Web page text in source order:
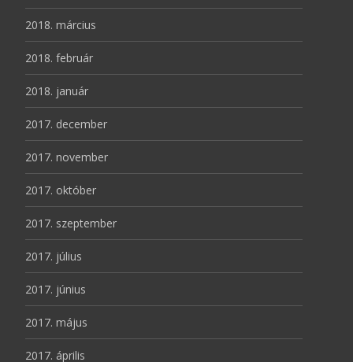
2018. március
2018. február
2018. január
2017. december
2017. november
2017. október
2017. szeptember
2017. július
2017. június
2017. május
2017. április